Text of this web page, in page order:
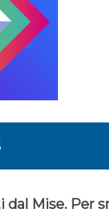
Mise. Per